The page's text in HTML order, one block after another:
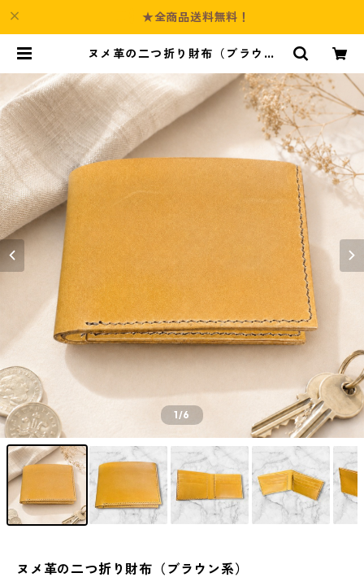
★全商品送料無料！
ヌメ革の二つ折り財布（ブラウン
1/6
ヌメ革の二つ折り財布（ブラウン系）